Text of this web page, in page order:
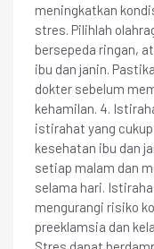
meningkatkan
stres. Pilihlah
bersepeda ringan,
ibu dan janin.
dokter sebelum
kehamilan. 4.
istirahat yang
kesehatan ibu dan
setiap malam dan
selama hari.
mengurangi risiko
preeklamsia dan